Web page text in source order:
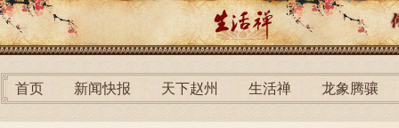
首页 新闻快报 天下赵州 生活禅 龙象腾骧